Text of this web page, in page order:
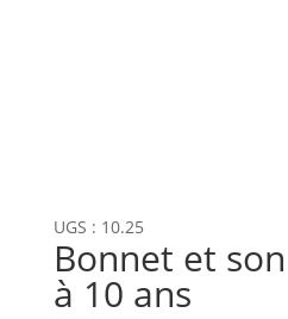
UGS : 10.25
Bonnet et
à 10 ans